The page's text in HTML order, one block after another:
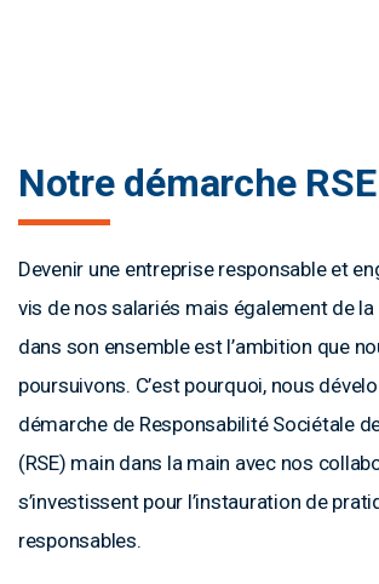
Notre démarche RSE
Devenir une entreprise responsable et
vis de nos salariés mais également de
dans son ensemble est l’ambition que
poursuivons. C’est pourquoi, nous
démarche de Responsabilité Sociétale
(RSE) main dans la main avec nos
s’investissent pour l’instauration de
responsables.